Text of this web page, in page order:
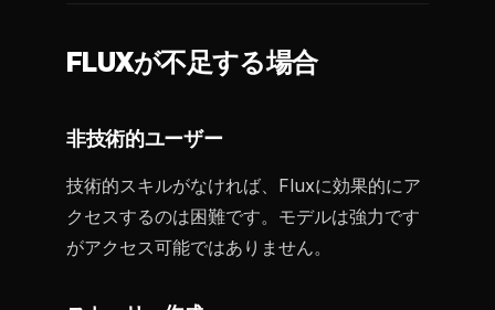
FLUXが不足する場合
非技術的ユーザー
技術的スキルがなければ、Fluxに効果的にア
クセスするのは困難です。モデルは強力です
がアクセス可能ではありません。